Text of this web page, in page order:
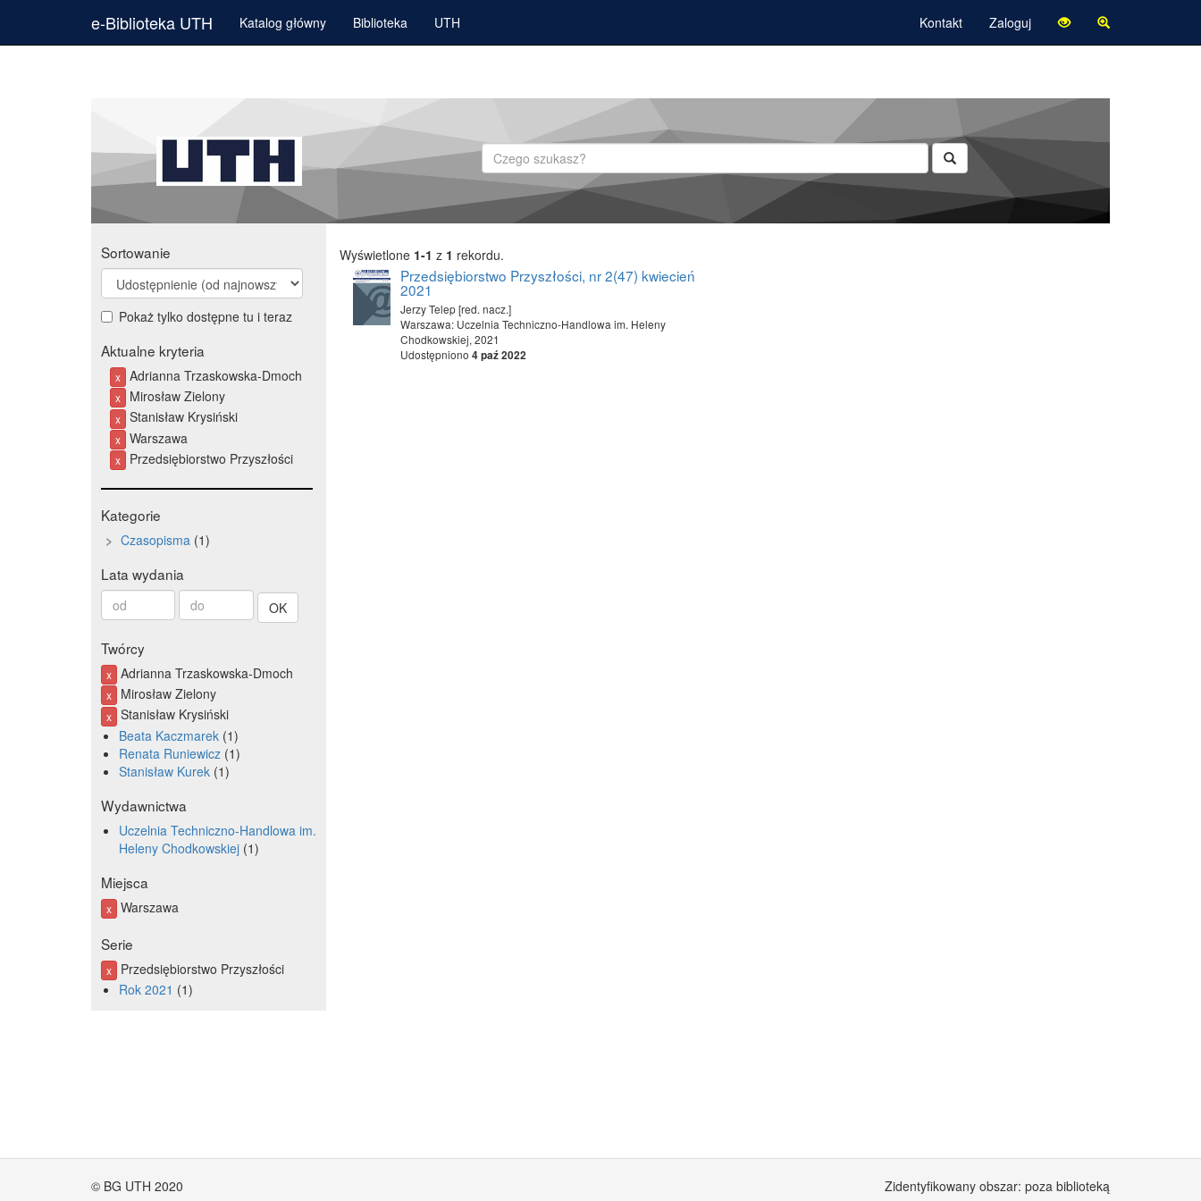
e-Biblioteka UTH Katalog główny Biblioteka UTH Kontakt Zaloguj
Szukaj
Sortowanie
Pokaż tylko dostępne tu i teraz
Aktualne kryteria
x Adrianna Trzaskowska-Dmoch
x Mirosław Zielony
x Stanisław Krysiński
x Warszawa
x Przedsiębiorstwo Przyszłości
Kategorie
Czasopisma 1
Lata wydania
Od
roku
Do
roku
Twórcy
x Adrianna Trzaskowska-Dmoch
x Mirosław Zielony
x Stanisław Krysiński
Beata Kaczmarek 1
Renata Runiewicz 1
Stanisław Kurek 1
Wydawnictwa
Uczelnia Techniczno-Handlowa im.
Heleny Chodkowskiej 1
Miejsca
x Warszawa
Serie
x
Przedsiębiorstwo Przyszłości
Rok 2021
1
Wyświetlone 1-1 z 1 rekordu.
Przedsiębiorstwo Przyszłości, nr 2(47) kwiecień
2021
Jerzy Telep [red. nacz.]
Warszawa: Uczelnia Techniczno-Handlowa im. Heleny
Chodkowskiej, 2021
Udostępniono 4 paź 2022
© BG UTH 2020 Zidentyfikowany obszar: poza biblioteką